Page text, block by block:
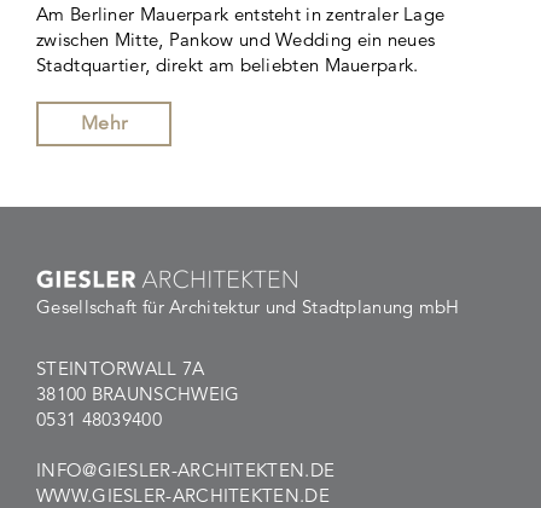
Am Berliner Mauerpark entsteht in zentraler Lage
zwischen Mitte, Pankow und Wedding ein neues
Stadtquartier, direkt am beliebten Mauerpark.
Mehr
Gesellschaft für Architektur und Stadtplanung mbH
STEINTORWALL 7A
38100 BRAUNSCHWEIG
0531 48039400
INFO@GIESLER-ARCHITEKTEN.DE
WWW.GIESLER-ARCHITEKTEN.DE